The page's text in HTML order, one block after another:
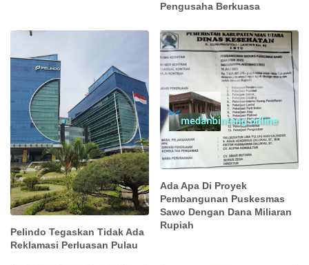
Pengusaha Berkuasa
Pelindo Tegaskan Tidak Ada
Reklamasi Perluasan Pulau
Ada Apa Di Proyek
Pembangunan Puskesmas
Sawo Dengan Dana Miliaran
Rupiah